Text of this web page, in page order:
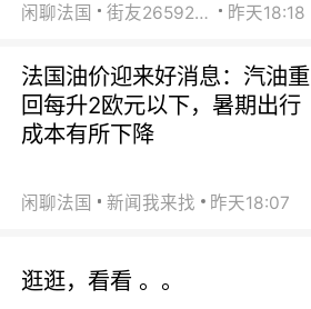
闲聊法国 街友26592800 昨天18:18
法国油价迎来好消息：汽油重
回每升2欧元以下，暑期出行
成本有所下降
闲聊法国 新闻我来找 昨天18:07
逛逛，看看 。。